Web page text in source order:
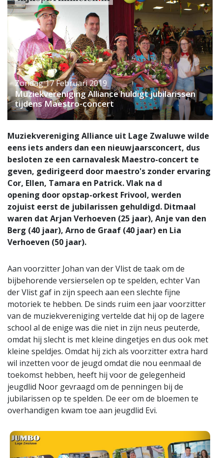
Zondag 17 Februari 2019
Muziekvereniging Alliance huldigt jubilarissen
tijdens Maestro-concert
Muziekvereniging Alliance uit Lage Zwaluwe wilde
eens iets anders dan een nieuwjaarsconcert, dus
besloten ze een carnavalesk Maestro-concert te
geven, gedirigeerd door maestro's zonder ervaring
Cor, Ellen, Tamara en Patrick. Vlak na d
opening door opstap-orkest Frivool, werden
zojuist eerst de jubilarissen gehuldigd. Ditmaal
waren dat Arjan Verhoeven (25 jaar), Anje van den
Berg (40 jaar), Arno de Graaf (40 jaar) en Lia
Verhoeven (50 jaar).
Aan voorzitter Johan van der Vlist de taak om de
bijbehorende versierselen op te spelden, echter Van
der Vlist gaf in zijn speech aan een slechte fijne
motoriek te hebben. De sinds ruim een jaar voorzitter
van de muziekvereniging vertelde dat hij op de lagere
school al de enige was die niet in zijn neus peuterde,
omdat hij slecht is met kleine dingetjes en dus ook met
kleine speldjes. Omdat hij zich als voorzitter extra hard
wil inzetten voor de jeugd omdat die nou eenmaal de
toekomst hebben, heeft hij voor de gelegenheid
jeugdlid Noor gevraagd om de penningen bij de
jubilarissen op te spelden. De eer om de bloemen te
overhandigen kwam toe aan jeugdlid Evi.